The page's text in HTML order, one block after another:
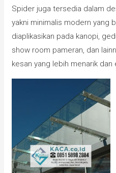
Spider juga tersedia dalam
yakni minimalis modern yang
diaplikasikan pada kanopi,
show room pameran, dan
kesan yang lebih menarik dan